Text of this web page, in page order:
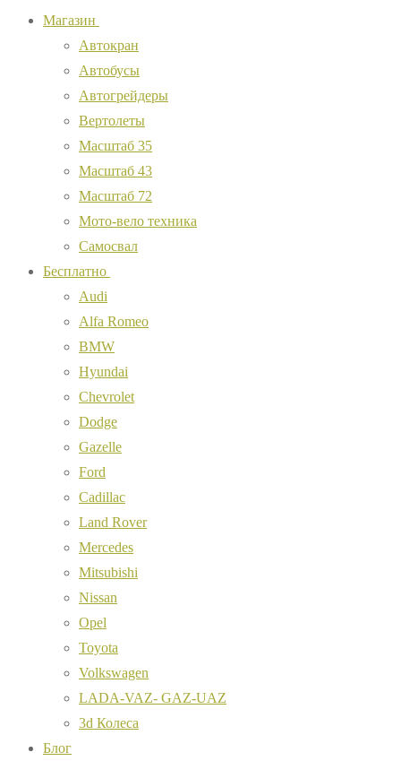
Магазин
Автокран
Автобусы
Автогрейдеры
Вертолеты
Масштаб 35
Масштаб 43
Масштаб 72
Мото-вело техника
Самосвал
Бесплатно
Audi
Alfa Romeo
BMW
Hyundai
Chevrolet
Dodge
Gazelle
Ford
Cadillac
Land Rover
Mercedes
Mitsubishi
Nissan
Opel
Toyota
Volkswagen
LADA-VAZ- GAZ-UAZ
3d Колеса
Блог